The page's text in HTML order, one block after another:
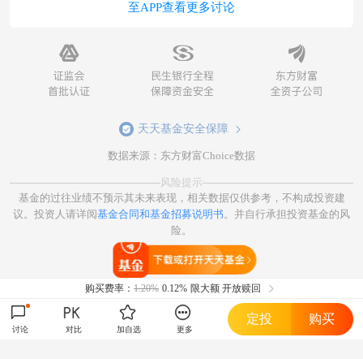
至APP查看更多讨论
天天基金安全保障
数据来源：东方财富Choice数据
风险提示
基金的过往业绩不预示其未来表现，相关数据仅供参考，不构成投资建
议。投资人请详阅基金合同和基金招募说明书。并自行承担投资基金的风
险。
购买费率： 1.20% 0.12% 限大额 开放赎回
讨论 对比 加自选 更多
定投 购买
打开天天基金